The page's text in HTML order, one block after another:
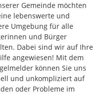
Gemeinde möchten
lebenswerte und
Umgebung für alle
und Bürger
Dabei sind wir auf Ihre
angewiesen! Mit dem
können Sie uns
und unkompliziert auf
oder Probleme im